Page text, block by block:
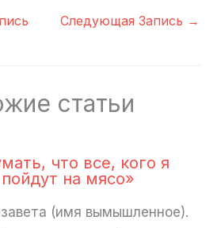
Следующая Запись →
статьи
что все, кого я
на мясо»
(имя вымышленное).